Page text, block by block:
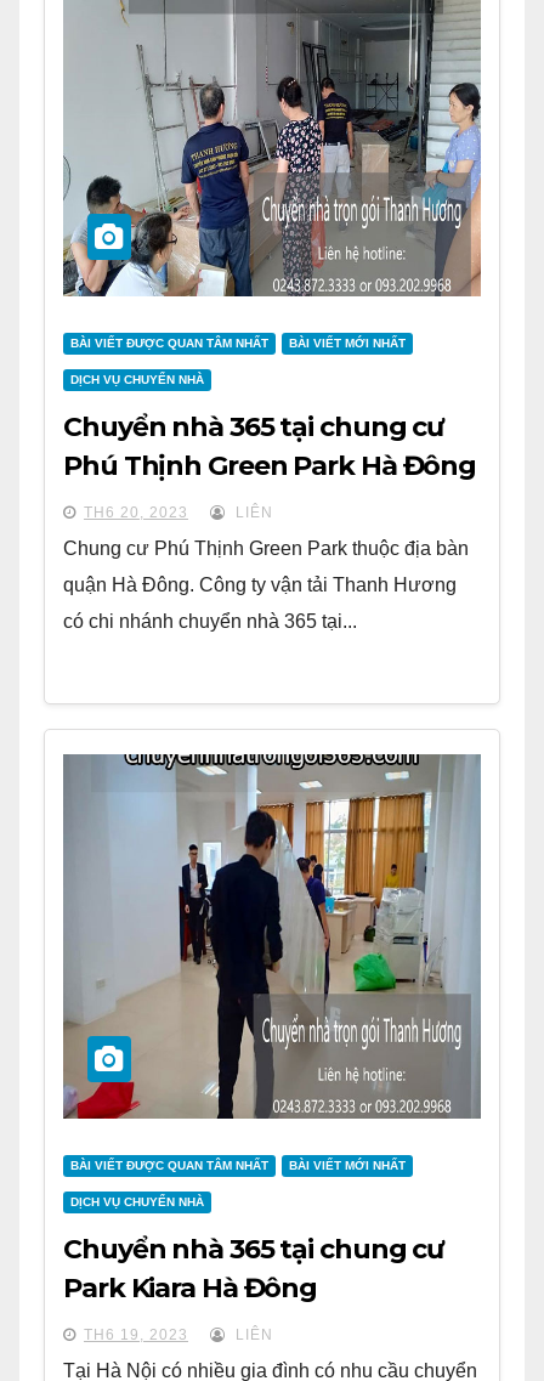
BÀI VIẾT ĐƯỢC QUAN TÂM NHẤT BÀI VIẾT MỚI NHẤT
DỊCH VỤ CHUYỂN NHÀ
Chuyển nhà 365 tại chung cư
Phú Thịnh Green Park Hà Đông
TH6 20, 2023 LIÊN
Chung cư Phú Thịnh Green Park thuộc địa bàn
quận Hà Đông. Công ty vận tải Thanh Hương
có chi nhánh chuyển nhà 365 tại...
BÀI VIẾT ĐƯỢC QUAN TÂM NHẤT BÀI VIẾT MỚI NHẤT
DỊCH VỤ CHUYỂN NHÀ
Chuyển nhà 365 tại chung cư
Park Kiara Hà Đông
TH6 19, 2023 LIÊN
Tại Hà Nội có nhiều gia đình có nhu cầu chuyển